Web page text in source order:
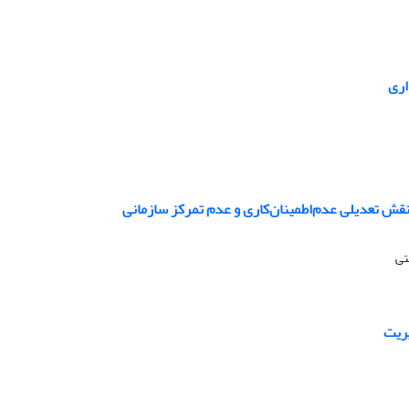
تعدیلی عدم‌‌اطمینان‌کاری و عدم تمرکز سازمانی